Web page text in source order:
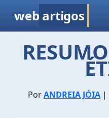
web artigos
PorANDREIA JÓIA |